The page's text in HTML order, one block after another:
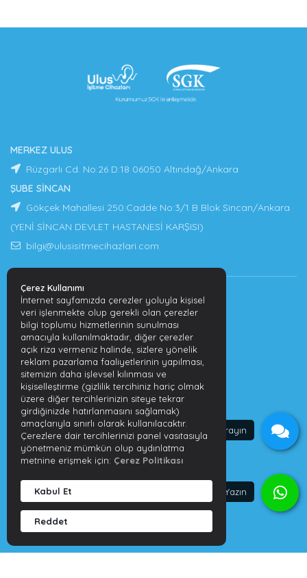
MERKEZ ULUS
Rüzgarlı Cd. No:26 D:18 06050 Altındağ/Ankara
ŞUBE SİNCAN
Gökçek Mahallesi 250.Cadde No:3/1 B Blok Sincan/Ankara
(YENİ SİNCAN DEVLET HASTANESİ KARŞISI)
bilgi@ulusisitmecihazlari.com
Çerez Kullanımı
İnternet sayfamızda çerezler yoluyla kişisel
veri işlenmekte olup gerekli olan çerezler
bilgi toplumu hizmetlerinin sunulması
amacıyla kullanılmaktadır, diğer çerezler
açık riza vermeniz halinde, sizlere yönelik
reklam pazarlama faaliyetlerinin yapılması,
sitemizin daha işlevsel kılınması ve
kişiselleştirme (gizlilik tercihiniz hariç olmak
üzere diğer tercihlerinizin siteye tekrar
girdiğinizde hatırlanmasını sağlamak)
amaçlarıyla sınırlı olarak kullanılacaktır.
Çerezlere dair tercihlerinizi panel vasıtasıyla
yönetmeniz mümkün olup aydınlatma
metnine erişmek için: Çerez Politikası
Kabul Et
Reddet
KISAYOLLAR
Anasayfa
Hakkımızda
İletişim
İŞITME SAĞLIĞI
İşitme Kaybının Nedenleri
İşitme Kaybı Tedavi Edilmezse Ne Olur?
İşitme Kaybının Önlenmesi
İşitme Kaybının Belirtileri Nelerdir?